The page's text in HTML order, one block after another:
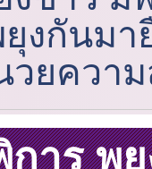
งกันม
วยควา
การ พ